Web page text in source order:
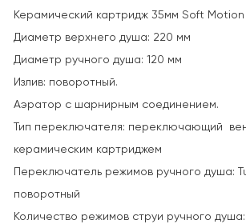
Керамический картридж 35мм Soft Motion
Диаметр верхнего душа: 220 мм
Диаметр ручного душа: 120 мм
Излив: поворотный.
Аэратор с шарнирным соединением.
Тип переключателя: переключающий
керамическим картриджем
Переключатель режимов ручного душа:
поворотный
Количество режимов струи ручного